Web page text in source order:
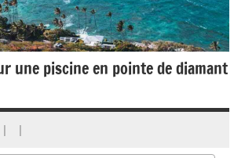
une piscine en pointe de diamant